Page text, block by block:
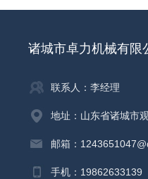
诸城市卓力机械有限
联系人：李经理
地址：山东省诸城市
邮箱：
手机：19862633139